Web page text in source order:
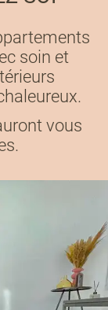
soin et
vous